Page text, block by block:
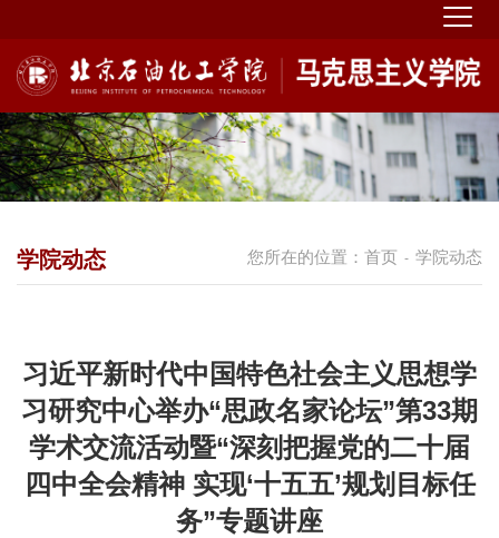
您所在的位置： 首页 - 学院动态
学院动态
习近平新时代中国特色社会主义思想学
习研究中心举办“思政名家论坛”第33期
学术交流活动暨“深刻把握党的二十届
四中全会精神 实现‘十五五’规划目标任
务”专题讲座